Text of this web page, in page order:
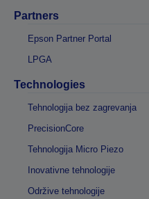
Partners
Epson Partner Portal
LPGA
Technologies
Tehnologija bez zagrevanja
PrecisionCore
Tehnologija Micro Piezo
Inovativne tehnologije
Održive tehnologije